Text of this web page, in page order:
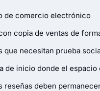
de comercio electrónico
copia de ventas de
que necesitan prueba
de inicio donde el espacio
reseñas deben